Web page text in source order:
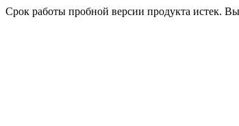
Срок работы пробной версии продукта истек.